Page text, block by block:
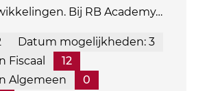
Bij RB Academy…
Datum mogelijkheden: 3
Fiscaal
12
Algemeen
0